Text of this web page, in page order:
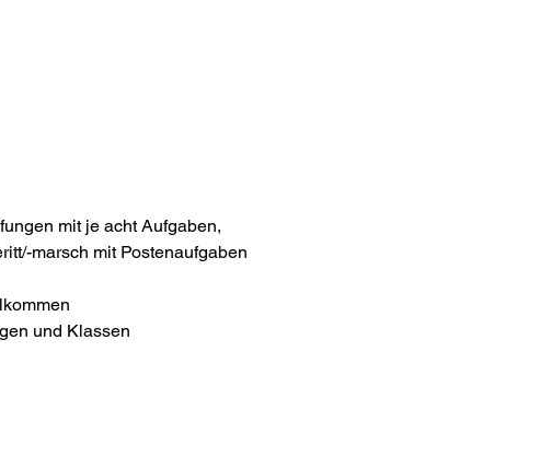
mit je acht Aufgaben,
marsch mit Postenaufgaben
und Klassen